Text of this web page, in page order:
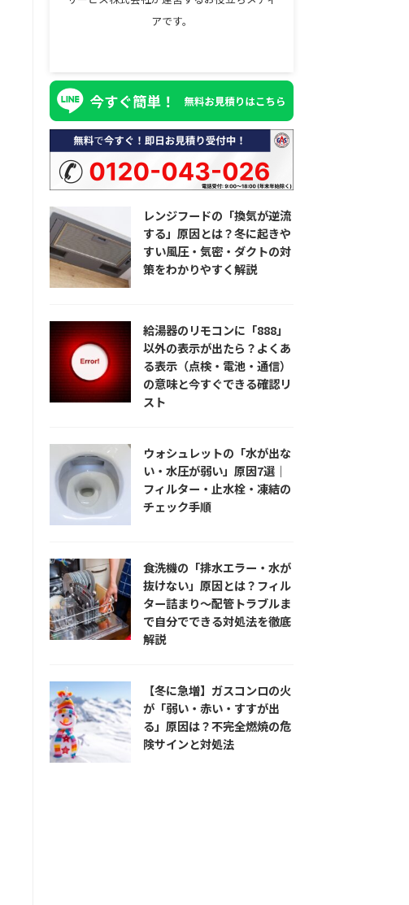
アです。
レンジフードの「換気が逆流
する」原因とは？冬に起きや
すい風圧・気密・ダクトの対
策をわかりやすく解説
給湯器のリモコンに「888」
以外の表示が出たら？よくあ
る表示（点検・電池・通信）
の意味と今すぐできる確認リ
スト
ウォシュレットの「水が出な
い・水圧が弱い」原因7選｜
フィルター・止水栓・凍結の
チェック手順
食洗機の「排水エラー・水が
抜けない」原因とは？フィル
ター詰まり〜配管トラブルま
で自分でできる対処法を徹底
解説
【冬に急増】ガスコンロの火
が「弱い・赤い・すすが出
る」原因は？不完全燃焼の危
険サインと対処法